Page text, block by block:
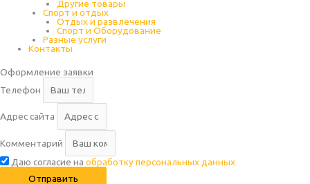
Другие товары
Спорт и отдых
Отдых и развлечения
Спорт и Оборудование
Разные услуги
Контакты
Оформление заявки
Телефон
Адрес сайта
Комментарий
Даю согласие на обработку персональных данных
Отправить